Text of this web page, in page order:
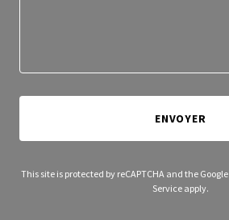
ENVOYER
This site is protected by reCAPTCHA and the Google
Service apply.